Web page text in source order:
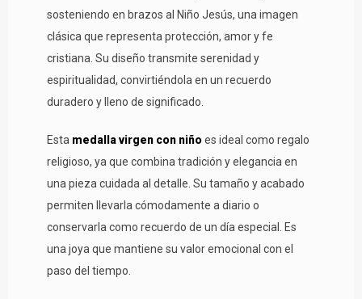
sosteniendo en brazos al Niño Jesús, una imagen
clásica que representa protección, amor y fe
cristiana. Su diseño transmite serenidad y
espiritualidad, convirtiéndola en un recuerdo
duradero y lleno de significado.
Esta medalla virgen con niño es ideal como regalo
religioso, ya que combina tradición y elegancia en
una pieza cuidada al detalle. Su tamaño y acabado
permiten llevarla cómodamente a diario o
conservarla como recuerdo de un día especial. Es
una joya que mantiene su valor emocional con el
paso del tiempo.